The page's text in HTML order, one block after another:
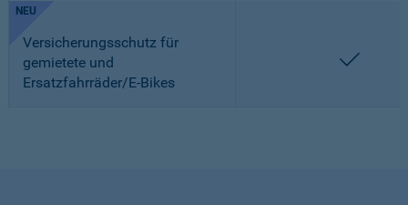
NEU
Versicherungsschutz für
gemietete und
Ersatzfahrräder/E-Bikes